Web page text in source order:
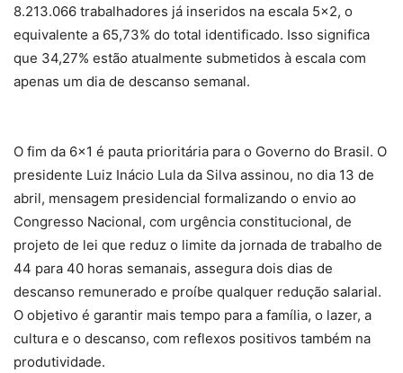
8.213.066 trabalhadores já inseridos na escala 5×2, o
equivalente a 65,73% do total identificado. Isso significa
que 34,27% estão atualmente submetidos à escala com
apenas um dia de descanso semanal.
O fim da 6×1 é pauta prioritária para o Governo do Brasil. O
presidente Luiz Inácio Lula da Silva assinou, no dia 13 de
abril, mensagem presidencial formalizando o envio ao
Congresso Nacional, com urgência constitucional, de
projeto de lei que reduz o limite da jornada de trabalho de
44 para 40 horas semanais, assegura dois dias de
descanso remunerado e proíbe qualquer redução salarial.
O objetivo é garantir mais tempo para a família, o lazer, a
cultura e o descanso, com reflexos positivos também na
produtividade.